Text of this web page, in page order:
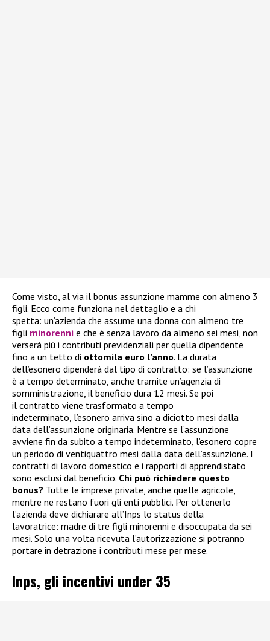
Come visto, al via il bonus assunzione mamme con almeno 3
figli. Ecco come funziona nel dettaglio e a chi
spetta: un’azienda che assume una donna con almeno tre
figli minorenni e che è senza lavoro da almeno sei mesi, non
verserà più i contributi previdenziali per quella dipendente
fino a un tetto di ottomila euro l’anno. La durata
dell’esonero dipenderà dal tipo di contratto: se l’assunzione
è a tempo determinato, anche tramite un’agenzia di
somministrazione, il beneficio dura 12 mesi. Se poi
il contratto viene trasformato a tempo
indeterminato, l’esonero arriva sino a diciotto mesi dalla
data dell’assunzione originaria. Mentre se l’assunzione
avviene fin da subito a tempo indeterminato, l’esonero copre
un periodo di ventiquattro mesi dalla data dell’assunzione. I
contratti di lavoro domestico e i rapporti di apprendistato
sono esclusi dal beneficio. Chi può richiedere questo
bonus? Tutte le imprese private, anche quelle agricole,
mentre ne restano fuori gli enti pubblici. Per ottenerlo
l’azienda deve dichiarare all’Inps lo status della
lavoratrice: madre di tre figli minorenni e disoccupata da sei
mesi. Solo una volta ricevuta l’autorizzazione si potranno
portare in detrazione i contributi mese per mese.
Inps, gli incentivi under 35